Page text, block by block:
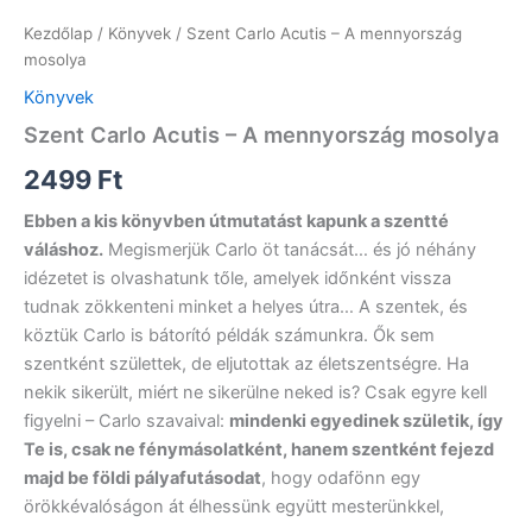
Kezdőlap / Könyvek / Szent Carlo Acutis – A mennyország
mosolya
Könyvek
Szent Carlo Acutis – A mennyország mosolya
2499 Ft
Ebben a kis könyvben útmutatást kapunk a szentté
váláshoz. Megismerjük Carlo öt tanácsát… és jó néhány
idézetet is olvashatunk tőle, amelyek időnként vissza
tudnak zökkenteni minket a helyes útra… A szentek, és
köztük Carlo is bátorító példák számunkra. Ők sem
szentként születtek, de eljutottak az életszentségre. Ha
nekik sikerült, miért ne sikerülne neked is? Csak egyre kell
figyelni – Carlo szavaival: mindenki egyedinek születik, így
Te is, csak ne fénymásolatként, hanem szentként fejezd
majd be földi pályafutásodat, hogy odafönn egy
örökkévalóságon át élhessünk együtt mesterünkkel,